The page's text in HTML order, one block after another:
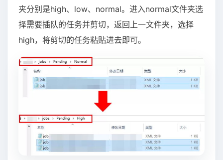
夹分别是high、low、normal。进入normal文件夹选
择需要插队的任务并剪切，返回上一文件夹，选择
high，将剪切的任务粘贴进去即可。